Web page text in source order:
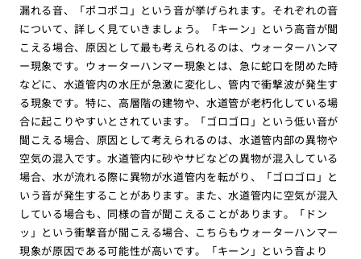
漏れる音、「ポコポコ」という音が挙げられます。それぞれの音
について、詳しく見ていきましょう。「キーン」という高音が聞
こえる場合、原因として最も考えられるのは、ウォーターハンマ
ー現象です。ウォーターハンマー現象とは、急に蛇口を閉めた時
などに、水道管内の水圧が急激に変化し、管内で衝撃波が発生す
る現象です。特に、高層階の建物や、水道管が老朽化している場
合に起こりやすいとされています。「ゴロゴロ」という低い音が
聞こえる場合、原因として考えられるのは、水道管内部の異物や
空気の混入です。水道管内に砂やサビなどの異物が混入している
場合、水が流れる際に異物が水道管内を転がり、「ゴロゴロ」と
いう音が発生することがあります。また、水道管内に空気が混入
している場合も、同様の音が聞こえることがあります。「ドン
ッ」という衝撃音が聞こえる場合、こちらもウォーターハンマー
現象が原因である可能性が高いです。「キーン」という音より